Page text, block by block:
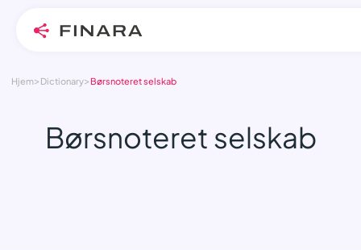
Skip
Hjem> Dictionary> Børsnoteret selskab
Børsnoteret selskab